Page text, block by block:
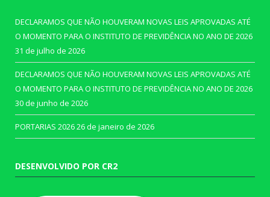
DECLARAMOS QUE NÃO HOUVERAM NOVAS LEIS APROVADAS ATÉ
O MOMENTO PARA O INSTITUTO DE PREVIDÊNCIA NO ANO DE 2026
31 de julho de 2026
DECLARAMOS QUE NÃO HOUVERAM NOVAS LEIS APROVADAS ATÉ
O MOMENTO PARA O INSTITUTO DE PREVIDÊNCIA NO ANO DE 2026
30 de junho de 2026
PORTARIAS 202626 de janeiro de 2026
DESENVOLVIDO POR CR2